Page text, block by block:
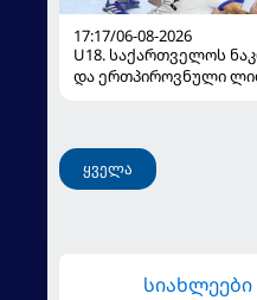
17:17/06-08-2026
U18. საქართველოს
და ერთპიროვნული
ყველა
სიახლეები